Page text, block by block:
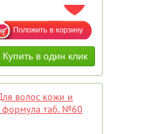
ДОБАВИТЬ В ИЗБРАННОЕ
волос кожи и
формула таб. №60